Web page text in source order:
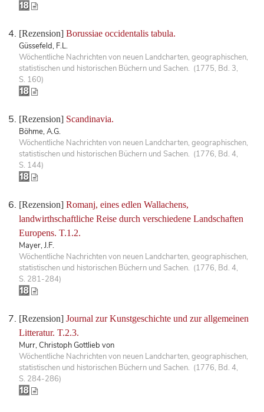
[Rezension] Borussiae occidentalis tabula.
Güssefeld, F.L.
Wöchentliche Nachrichten von neuen Landcharten, geographischen,
statistischen und historischen Büchern und Sachen. (1775, Bd. 3,
S. 160)
[Rezension] Scandinavia.
Böhme, A.G.
Wöchentliche Nachrichten von neuen Landcharten, geographischen,
statistischen und historischen Büchern und Sachen. (1776, Bd. 4,
S. 144)
[Rezension] Romanj, eines edlen Wallachens,
landwirthschaftliche Reise durch verschiedene Landschaften
Europens. T.1.2.
Mayer, J.F.
Wöchentliche Nachrichten von neuen Landcharten, geographischen,
statistischen und historischen Büchern und Sachen. (1776, Bd. 4,
S. 281-284)
[Rezension] Journal zur Kunstgeschichte und zur allgemeinen
Litteratur. T.2.3.
Murr, Christoph Gottlieb von
Wöchentliche Nachrichten von neuen Landcharten, geographischen,
statistischen und historischen Büchern und Sachen. (1776, Bd. 4,
S. 284-286)